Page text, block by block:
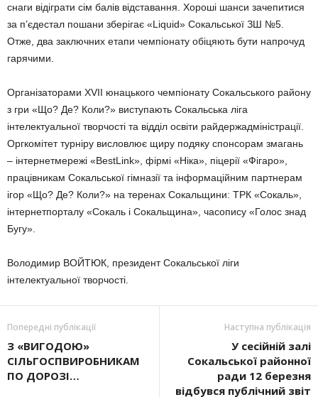
снаги відіграти cім балів відставання. Хороші шанси зачепитися
за п’єдестал пошани зберігає «Liquid» Сокальської ЗШ №5.
Отже, два заключних етапи чемпіонату обіцяють бути напрочуд
гарячими.
Організаторами XVІІ юнацького чемпіонату Сокальського району
з гри «Що? Де? Коли?» виступають Сокальська ліга
інтелектуальної творчості та відділ освіти райдержадміністрації.
Оргкомітет турніру висловлює щиру подяку спонсорам змагань
– інтернетмережі «BestLink», фірмі «Ніка», піцерії «Фігаро»,
працівникам Сокальської гімназії та інформаційним партнерам
ігор «Що? Де? Коли?» на теренах Сокальщини: ТРК «Сокаль»,
інтернетпорталу «Сокаль і Сокальщина», часопису «Голос знад
Бугу».
Володимир ВОЙТЮК, президент Сокальської ліги
інтелектуальної творчості.
Попередні публікації
З «ВИГОДОЮ»
СІЛЬГОCПВИРОБНИКАМ
ПО ДОРОЗІ…
Наступна публікація
У сесійній залі
Сокальської районної
ради 12 березня
відбувся публічний звіт